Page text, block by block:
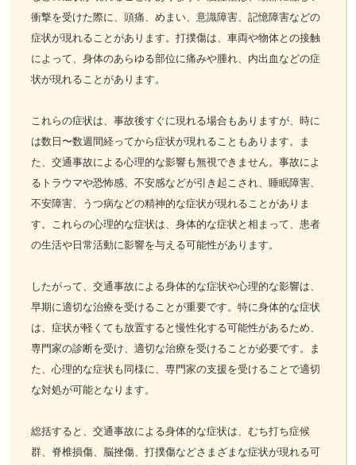
衝撃を受けた際に、頭痛、めまい、意識障害、記憶障害などの
症状が現れることがあります。打撲傷は、車両や物体との接触
によって、身体のあらゆる部位に痛みや腫れ、内出血などの症
状が現れることがあります。
これらの症状は、事故後すぐに現れる場合もありますが、時に
は数日〜数週間経ってから症状が現れることもあります。ま
た、交通事故による心理的な影響も無視できません。事故によ
るトラウマや恐怖感、不安感などが引き起こされ、睡眠障害、
不安障害、うつ病などの精神的な症状が現れることがありま
す。これらの心理的な症状は、身体的な症状と相まって、患者
の生活や日常活動に影響を与える可能性があります。
したがって、交通事故による身体的な症状や心理的な影響は、
早期に適切な治療を受けることが重要です。特に身体的な症状
は、症状が軽くても放置すると慢性化する可能性があるため、
専門家の診断を受け、適切な治療を受けることが必要です。ま
た、心理的な症状も同様に、専門家の支援を受けることで適切
な対処が可能となります。
総括すると、交通事故による身体的な症状は、むち打ち症候
群、脊椎損傷、脳挫傷、打撲傷などさまざまな症状が現れる可